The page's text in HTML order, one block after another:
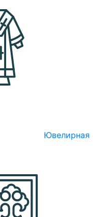
Ювелирная